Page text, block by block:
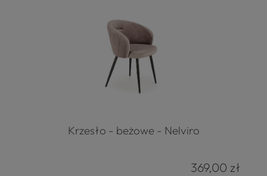
Krzesło - beżowe - Nelviro
369,00 zł